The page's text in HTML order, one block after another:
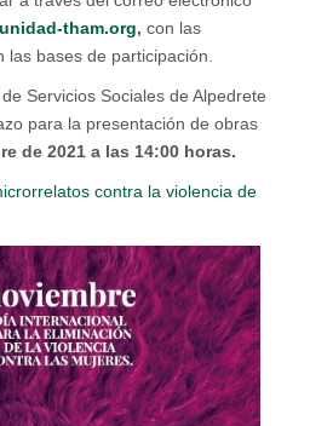
tham.org, con las
bases de participación.
Servicios Sociales de Alpedrete
para la presentación de obras
de 2021 a las 14:00 horas.
contra la violencia de